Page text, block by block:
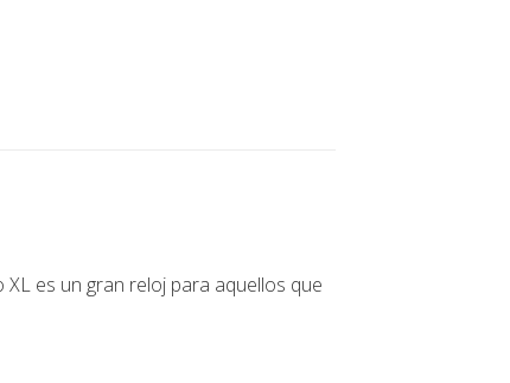
es un gran reloj para aquellos que